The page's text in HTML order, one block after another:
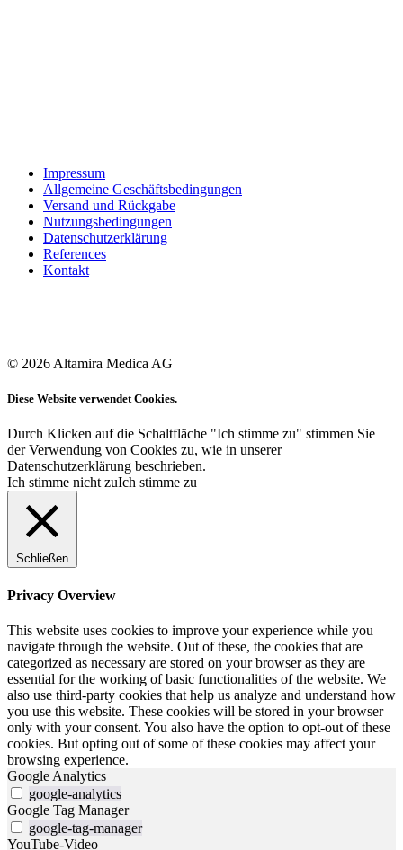
Impressum
Allgemeine Geschäftsbedingungen
Versand und Rückgabe
Nutzungsbedingungen
Datenschutzerklärung
References
Kontakt
© 2026 Altamira Medica AG
Diese Website verwendet Cookies.
Durch Klicken auf die Schaltfläche "Ich stimme zu" stimmen Sie
der Verwendung von Cookies zu, wie in unserer
Datenschutzerklärung beschrieben.
Ich stimme nicht zuIch stimme zu
Schließen
Privacy Overview
This website uses cookies to improve your experience while you
navigate through the website. Out of these, the cookies that are
categorized as necessary are stored on your browser as they are
essential for the working of basic functionalities of the website. We
also use third-party cookies that help us analyze and understand how
you use this website. These cookies will be stored in your browser
only with your consent. You also have the option to opt-out of these
cookies. But opting out of some of these cookies may affect your
browsing experience.
Google Analytics
google-analytics
Google Tag Manager
google-tag-manager
YouTube-Video